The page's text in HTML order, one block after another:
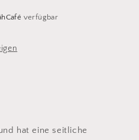
verfügbar
hat eine seitliche